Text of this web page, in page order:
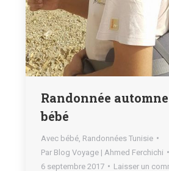
Randonnée
bébé
Avec bébé Randonnées Tunisie
Par Blog Voyage | Ahmed Ferchichi
6 septembre 2017
Laisser un